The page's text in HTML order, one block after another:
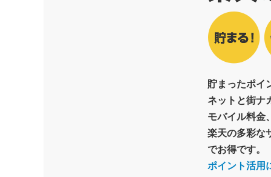
貯まったポイ
ネットと街ナ
モバイル料金
楽天の多彩な
でお得です。
ポイント活用